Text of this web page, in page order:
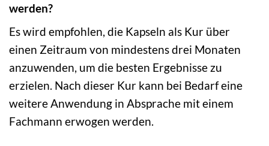
werden?
Es wird empfohlen, die Kapseln als Kur über
einen Zeitraum von mindestens drei Monaten
anzuwenden, um die besten Ergebnisse zu
erzielen. Nach dieser Kur kann bei Bedarf eine
weitere Anwendung in Absprache mit einem
Fachmann erwogen werden.